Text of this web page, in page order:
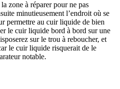
zone à réparer pour ne pas
minutieusement l’endroit où se
permettre au cuir liquide de bien
le cuir liquide bord à bord sur une
sur le trou à reboucher, et
le cuir liquide risquerait de le
notable.